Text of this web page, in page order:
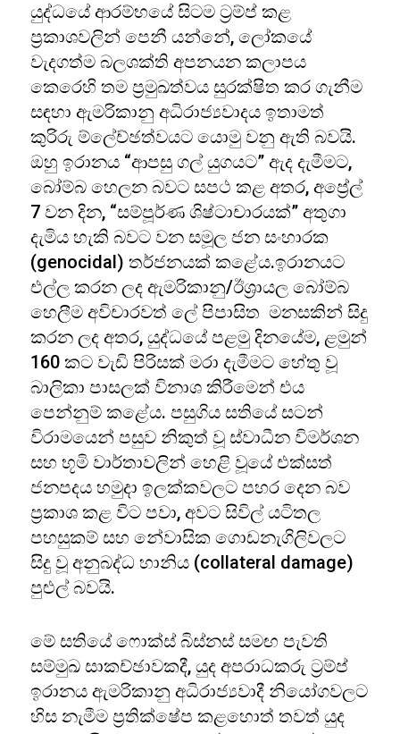
යුද්ධයේ ආරම්භයේ සිටම ට්‍රම්ප් කළ
ප්‍රකාශවලින් පෙනී යන්නේ, ලෝකයේ
වැදගත්ම බලශක්ති අපනයන කලාපය
කෙරෙහි තම ප්‍රමුඛත්වය සුරක්ෂිත කර ගැනීම
සඳහා ඇමරිකානු අධිරාජ්‍යවාදය ඉතාමත්
කුරිරු ම්ලේච්ඡත්වයට යොමු වනු ඇති බවයි.
ඔහු ඉරානය “ආපසු ගල් යුගයට” ඇද දැමීමට,
බෝම්බ හෙලන බවට සපථ කළ අතර, අප්‍රේල්
7 වන දින, “සම්පූර්ණ ශිෂ්ටාචාරයක්” අතුගා
දැමිය හැකි බවට වන සමූල ජන සංහාරක
(genocidal) තර්ජනයක් කළේය.ඉරානයට
එල්ල කරන ලද ඇමරිකානු/ඊශ්‍රායල බෝම්බ
හෙලීම අවිචාරවත් ලේ පිපාසිත මනසකින් සිදු
කරන ලද අතර, යුද්ධයේ පළමු දිනයේම, ළමුන්
160 කට වැඩි පිරිසක් මරා දැමීමට හේතු වූ
බාලිකා පාසලක් විනාශ කිරීමෙන් එය
පෙන්නුම් කළේය. පසුගිය සතියේ සටන්
විරාමයෙන් පසුව නිකුත් වූ ස්වාධීන විමර්ශන
සහ භූමි වාර්තාවලින් හෙළි වූයේ එක්සත්
ජනපදය හමුදා ඉලක්කවලට පහර දෙන බව
ප්‍රකාශ කළ විට පවා, අවට සිවිල් යටිතල
පහසුකම් සහ නේවාසික ගොඩනැගිලිවලට
සිදු වූ අනුබද්ධ හානිය (collateral damage)
පුළුල් බවයි.
මේ සතියේ ෆොක්ස් බිස්නස් සමඟ පැවති
සම්මුඛ සාකච්ඡාවකදී, යුද අපරාධකරු ට්‍රම්ප්
ඉරානය ඇමරිකානු අධිරාජ්‍යවාදී නියෝගවලට
හිස නැමීම ප්‍රතික්ෂේප කළහොත් තවත් යුද